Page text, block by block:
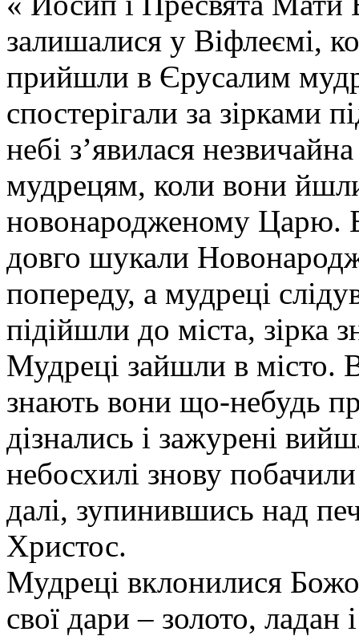
залишалися у Віфлеємі,
прийшли в Єрусалим
спостерігали за зірками
небі з’явилася
мудрецям, коли вони
новонародженому Царю.
довго шукали
попереду, а мудреці
підійшли до міста, зірка
Мудреці зайшли в місто.
знають вони що-небудь
дізнались і зажурені
небосхилі знову
далі, зупинившись над
Христос.
Мудреці вклонилися
свої дари – золото, ладан